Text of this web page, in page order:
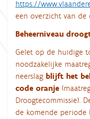
https://
een overzicht van de
Beheerniveau
Gelet op de huidige
noodzakelijke
neerslag blijft het
code oranje
Droogtecommissie).
de komende periode